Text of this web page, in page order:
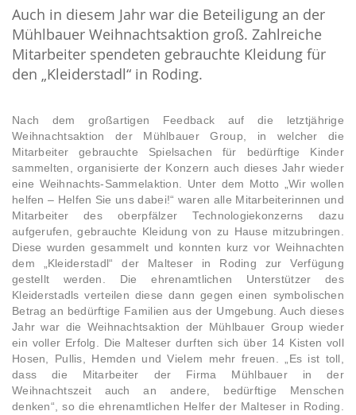
Auch in diesem Jahr war die Beteiligung an der
Mühlbauer Weihnachtsaktion groß. Zahlreiche
Mitarbeiter spendeten gebrauchte Kleidung für
den „Kleiderstadl“ in Roding.
Nach dem großartigen Feedback auf die letztjährige
Weihnachtsaktion der Mühlbauer Group, in welcher die
Mitarbeiter gebrauchte Spielsachen für bedürftige Kinder
sammelten, organisierte der Konzern auch dieses Jahr wieder
eine Weihnachts-Sammelaktion. Unter dem Motto „Wir wollen
helfen – Helfen Sie uns dabei!“ waren alle Mitarbeiterinnen und
Mitarbeiter des oberpfälzer Technologiekonzerns dazu
aufgerufen, gebrauchte Kleidung von zu Hause mitzubringen.
Diese wurden gesammelt und konnten kurz vor Weihnachten
dem „Kleiderstadl“ der Malteser in Roding zur Verfügung
gestellt werden. Die ehrenamtlichen Unterstützer des
Kleiderstadls verteilen diese dann gegen einen symbolischen
Betrag an bedürftige Familien aus der Umgebung. Auch dieses
Jahr war die Weihnachtsaktion der Mühlbauer Group wieder
ein voller Erfolg. Die Malteser durften sich über 14 Kisten voll
Hosen, Pullis, Hemden und Vielem mehr freuen. „Es ist toll,
dass die Mitarbeiter der Firma Mühlbauer in der
Weihnachtszeit auch an andere, bedürftige Menschen
denken“, so die ehrenamtlichen Helfer der Malteser in Roding.